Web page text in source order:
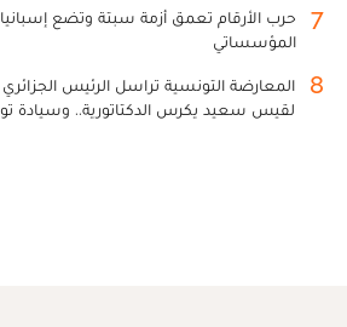
7
حرب الأرقام تعمق أزمة سبتة وتضع
المؤسساتي
8
المعارضة التونسية تراسل الرئيس
لقيس سعيد يكرس الدكتاتورية.. وسيادة